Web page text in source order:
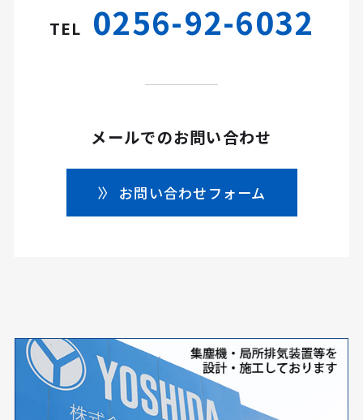
TEL 0256-92-6032
メールでのお問い合わせ
お問い合わせフォーム